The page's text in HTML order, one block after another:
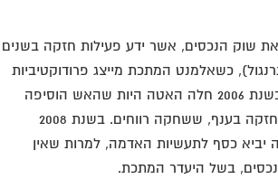
שוק הנכסים, אשר ידע פעילות חזקה בשנים
ו- 2005 (תרנגול), כשאלמנט המתכת מייצג פרודוקטיביות
של תעשיות האדמה. בשנת 2006 חלה האטה היות שהאש הוסיפה
אדמה וגרמה לתחרות חזקה בענף, ששחקה רווחים. בשנת 2008
כסף לתעשיות האדמה, למרות שאין
בשל היעדר המתכת.